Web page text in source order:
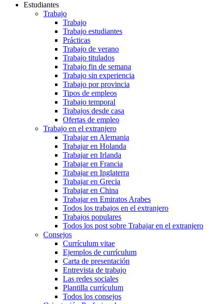
Estudiantes
Trabajo
Trabajo
Trabajo estudiantes
Prácticas
Trabajo de verano
Trabajo titulados
Trabajo fin de semana
Trabajo sin experiencia
Trabajo por provincia
Tipos de empleos
Trabajo temporal
Trabajos desde casa
Ofertas de empleo
Trabajo en el extranjero
Trabajar en Alemania
Trabajar en Holanda
Trabajar en Irlanda
Trabajar en Francia
Trabajar en Inglaterra
Trabajar en Grecia
Trabajar en China
Trabajar en Emiratos Arabes
Todos los trabajos en el extranjero
Trabajos populares
Todos los post sobre Trabajar en el extranjero
Consejos
Currículum vitae
Ejemplos de currículum
Carta de presentación
Entrevista de trabajo
Las redes sociales
Plantilla currículum
Todos los consejos